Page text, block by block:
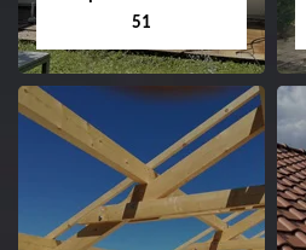
51
Entreprise de
couverture 51